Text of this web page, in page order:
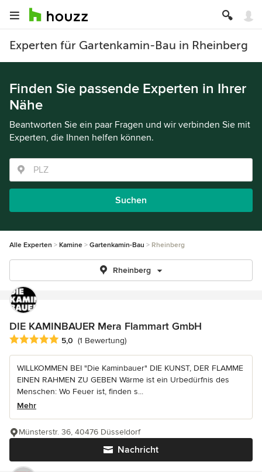
Experten für Gartenkamin-Bau in Rheinberg
Finden Sie passende Experten in Ihrer
Nähe
Beantworten Sie ein paar Fragen und wir verbinden Sie mit
Experten, die Ihnen helfen können.
Suchen
Alle Experten Kamine Gartenkamin-Bau Rheinberg
Rheinberg
DIE KAMINBAUER Mera Flammart GmbH
Durchschnittliche Bewertung: 5 von 5 Sternen
5,0 (1 Bewertung)
WILLKOMMEN BEI "Die Kaminbauer" DIE KUNST, DER FLAMME
EINEN RAHMEN ZU GEBEN Wärme ist ein Urbedürfnis des
Menschen: Wo Feuer ist, finden s...
Mehr
Nachricht
Münsterstr. 36, 40476 Düsseldorf